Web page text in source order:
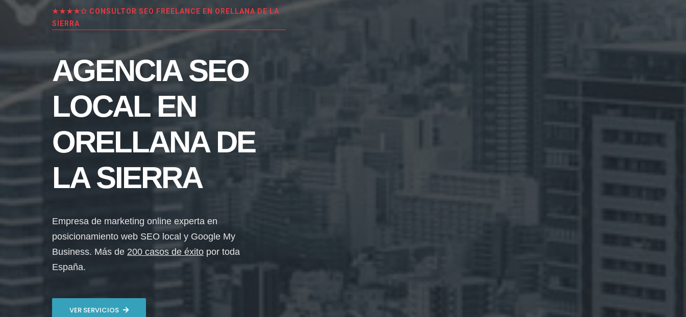
★★★★✩ CONSULTOR SEO FREELANCE EN ORELLANA DE LA
SIERRA
AGENCIA SEO
LOCAL EN
ORELLANA DE
LA SIERRA
Empresa de marketing online experta en
posicionamiento web SEO local y Google My
Business. Más de 200 casos de éxito por toda
España.
VER SERVICIOS